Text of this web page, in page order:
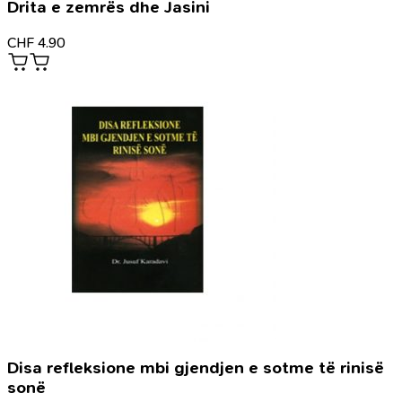
Drita e zemrës dhe Jasini
CHF 4.90
Disa refleksione mbi gjendjen e sotme të rinisë
sonë